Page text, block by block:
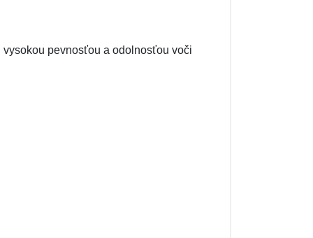
pevnosťou a odolnosťou voči